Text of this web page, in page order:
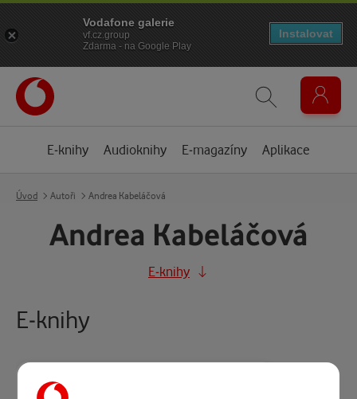
E-knihy Audioknihy E-magazíny Aplikace
Úvod Autoři Andrea Kabeláčová
Andrea Kabeláčová
E-knihy
E-knihy
Vodafone galerie
vf.cz.group
Zdarma - na Google Play
Instalovat